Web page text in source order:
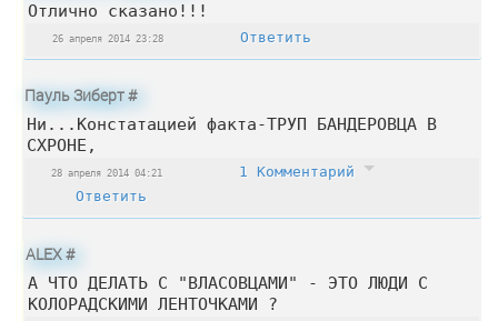
Отлично сказано!!!
26 апреля 2014 23:28 Ответить
Пауль Зиберт#
Ни...Констатацией факта-ТРУП БАНДЕРОВЦА В
СХРОНЕ,
28 апреля 2014 04:21
1 Комментарий
Ответить
ALEX#
А ЧТО ДЕЛАТЬ С "ВЛАСОВЦАМИ" - ЭТО ЛЮДИ С
КОЛОРАДСКИМИ ЛЕНТОЧКАМИ ?